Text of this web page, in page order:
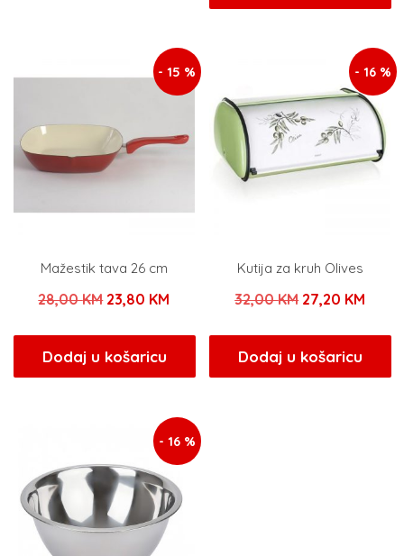
je:
- 15 %
Mažestik tava 26 cm
28,00KM Izvorna
bila
je:
23,80 KM
23,80 KM.
Dodaj u košaricu
- 16 %
Kutija za kruh Olives
32,00KM Izvorna
bila
je:
27,20 KM
Dodaj u košaricu
- 16 %